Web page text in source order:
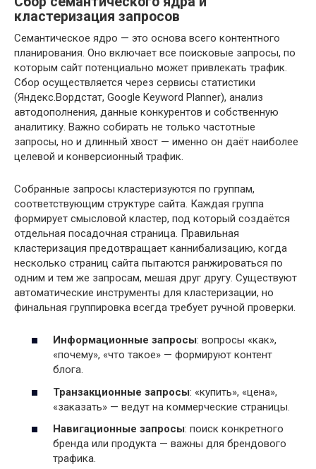
кластеризация запросов
Семантическое ядро — это основа всего контентного
планирования. Оно включает все поисковые запросы, по
которым сайт потенциально может привлекать трафик.
Сбор осуществляется через сервисы статистики
(Яндекс.Вордстат, Google Keyword Planner), анализ
автодополнения, данные конкурентов и собственную
аналитику. Важно собирать не только частотные
запросы, но и длинный хвост — именно он даёт наиболее
целевой и конверсионный трафик.
Собранные запросы кластеризуются по группам,
соответствующим структуре сайта. Каждая группа
формирует смысловой кластер, под который создаётся
отдельная посадочная страница. Правильная
кластеризация предотвращает каннибализацию, когда
несколько страниц сайта пытаются ранжироваться по
одним и тем же запросам, мешая друг другу. Существуют
автоматические инструменты для кластеризации, но
финальная группировка всегда требует ручной проверки.
Информационные запросы: вопросы «как»,
«почему», «что такое» — формируют контент
блога.
Транзакционные запросы: «купить», «цена»,
«заказать» — ведут на коммерческие страницы.
Навигационные запросы: поиск конкретного
бренда или продукта — важны для брендового
трафика.